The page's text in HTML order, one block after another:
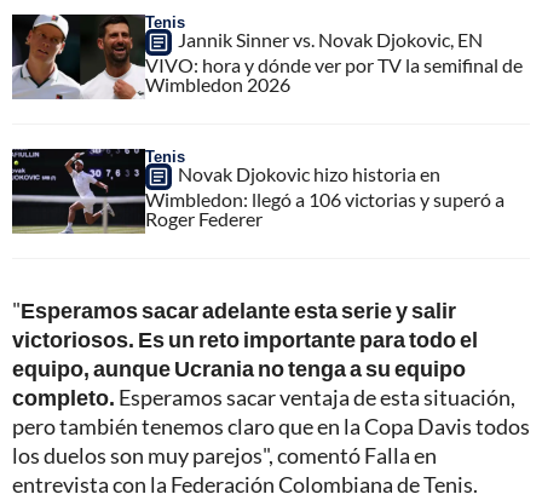
Tenis
Jannik Sinner vs. Novak Djokovic, EN
VIVO: hora y dónde ver por TV la semifinal de
Wimbledon 2026
Tenis
Novak Djokovic hizo historia en
Wimbledon: llegó a 106 victorias y superó a
Roger Federer
"Esperamos sacar adelante esta serie y salir
victoriosos. Es un reto importante para todo el
equipo, aunque Ucrania no tenga a su equipo
completo. Esperamos sacar ventaja de esta situación,
pero también tenemos claro que en la Copa Davis todos
los duelos son muy parejos", comentó Falla en
entrevista con la Federación Colombiana de Tenis.